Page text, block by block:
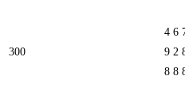
300
4
9
8
6
2
8